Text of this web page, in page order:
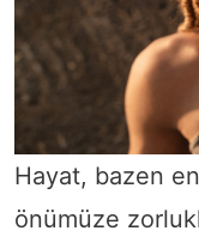
Hayat, bazen
önümüze